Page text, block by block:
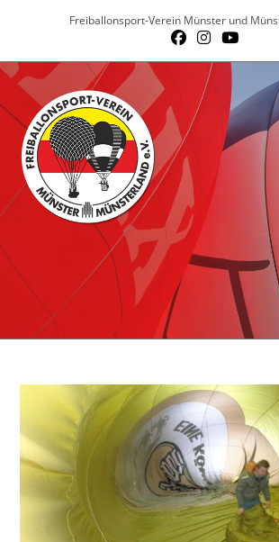
Freiballonsport-Verein Münster und